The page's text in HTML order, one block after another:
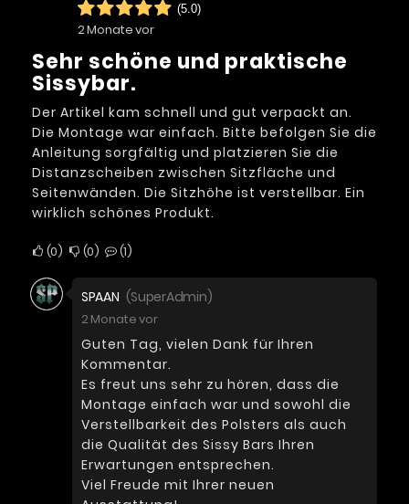
(5.0)
2 Monate vor
Sehr schöne und praktische
Sissybar.
Der Artikel kam schnell und gut verpackt an.
Die Montage war einfach. Bitte befolgen Sie die
Anleitung sorgfältig und platzieren Sie die
Distanzscheiben zwischen Sitzfläche und
Seitenwänden. Die Sitzhöhe ist verstellbar. Ein
wirklich schönes Produkt.
0 0 1
SPAAN (SuperAdmin)
2 Monate vor
Guten Tag, vielen Dank für Ihren
Kommentar.
Es freut uns sehr zu hören, dass die
Montage einfach war und sowohl die
Verstellbarkeit des Polsters als auch
die Qualität des Sissy Bars Ihren
Erwartungen entsprechen.
Viel Freude mit Ihrer neuen